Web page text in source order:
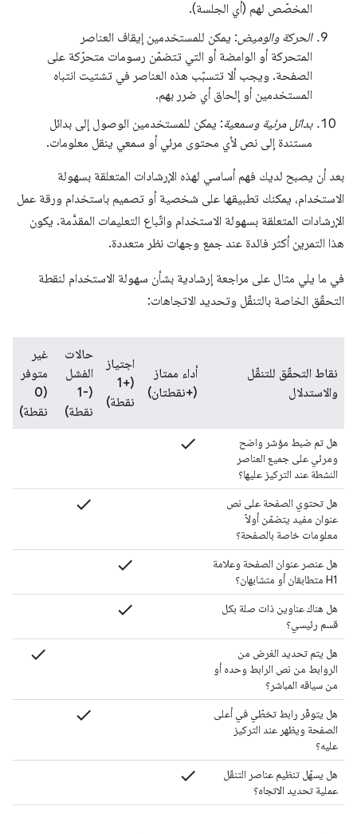
المخصّص لهم (أي الجلسة).
الحركة والوميض: يمكن للمستخدمين إيقاف العناصر
المتحركة أو الوامضة أو التي تتضمّن رسومات متحرّكة على
الصفحة. ويجب ألا تتسبّب هذه العناصر في تشتيت انتباه
المستخدمين أو إلحاق أي ضرر بهم.
بدائل مرئية وسمعية: يمكن للمستخدمين الوصول إلى بدائل
مستندة إلى نص لأي محتوى مرئي أو سمعي ينقل معلومات.
بعد أن يصبح لديك فهم أساسي لهذه الإرشادات المتعلقة بسهولة
الاستخدام، يمكنك تطبيقها على شخصية أو تصميم باستخدام ورقة عمل
الإرشادات المتعلقة بسهولة الاستخدام واتّباع التعليمات المقدَّمة. يكون
هذا التمرين أكثر فائدة عند جمع وجهات نظر متعددة.
في ما يلي مثال على مراجعة إرشادية بشأن سهولة الاستخدام لنقطة
التحقّق الخاصة بالتنقّل وتحديد الاتجاهات:
نقاط التحقّق للتنقّل
والاستدلال
أداء ممتاز
(+نقطتان)
اجتياز
(+1
نقطة)
حالات
الفشل
(-1
نقطة)
غير
متوفر
(0
نقطة)
هل تم ضبط مؤشر واضح
ومرئي على جميع العناصر
النشطة عند التركيز عليها؟
check
هل تحتوي الصفحة على نص
عنوان مفيد يتضمّن أولاً
معلومات خاصة بالصفحة؟
check
هل عنصر عنوان الصفحة وعلامة
H1 متطابقان أو متشابهان؟
check
هل هناك عناوين ذات صلة بكل
قسم رئيسي؟
check
هل يتم تحديد الغرض من
الروابط من نص الرابط وحده أو
من سياقه المباشر؟
check
هل يتوفّر رابط تخطّي في أعلى
الصفحة ويظهر عند التركيز
عليه؟
check
هل يسهّل تنظيم عناصر التنقّل
عملية تحديد الاتجاه؟
check